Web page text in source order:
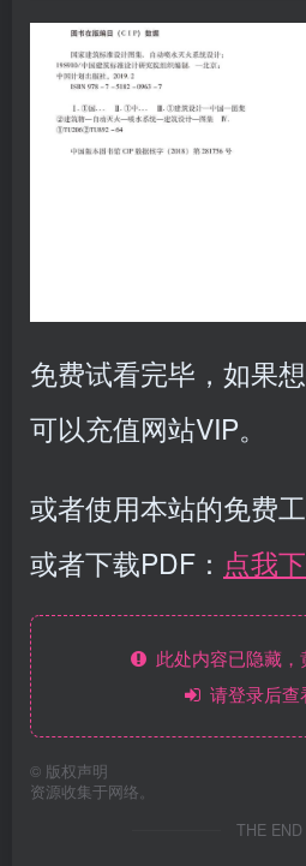
免费试看完毕，如果
可以充值网站VIP。
或者使用本站的免费
或者下载PDF： 点我
此处内容已隐藏，
请登录后查
© 版权声明
资源收集于网络。
THE END